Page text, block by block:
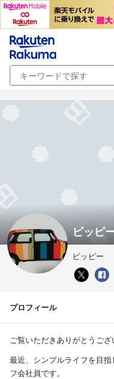
ピッピ
ピッピー
プロフィール
ご覧いただきありがとうござ
最近、シンプルライフを目
フ会社員です。